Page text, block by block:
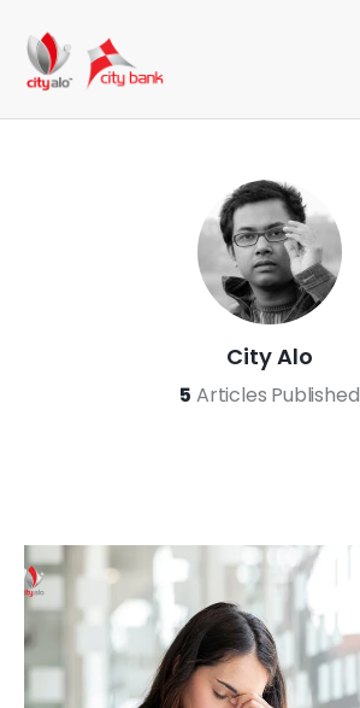
City Alo
5 Articles Published